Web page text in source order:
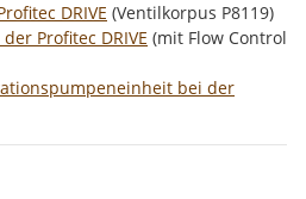
DRIVE (Ventilkorpus P8119)
Profitec DRIVE (mit Flow Control
bei der